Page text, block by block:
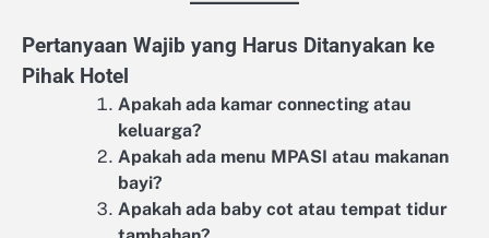
Pertanyaan Wajib yang Harus Ditanyakan ke
Pihak Hotel
Apakah ada kamar connecting atau
keluarga?
Apakah ada menu MPASI atau makanan
bayi?
Apakah ada baby cot atau tempat tidur